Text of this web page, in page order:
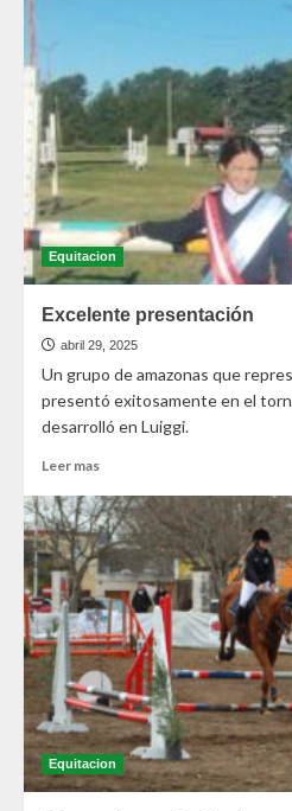
Equitacion
Excelente presentación
abril 29, 2025
Un grupo de amazonas que
presentó exitosamente en el
desarrolló en Luiggi.
Leer mas
Equitacion